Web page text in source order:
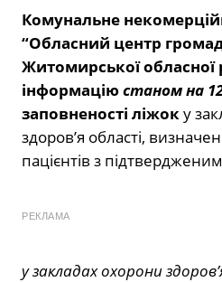
Комунальне
“Обласний центр
Житомирської обласної
інформаціюстаном на
заповненості ліжоку
здоров’я області,
пацієнтів з
РЕКЛАМА
у закладах охорони